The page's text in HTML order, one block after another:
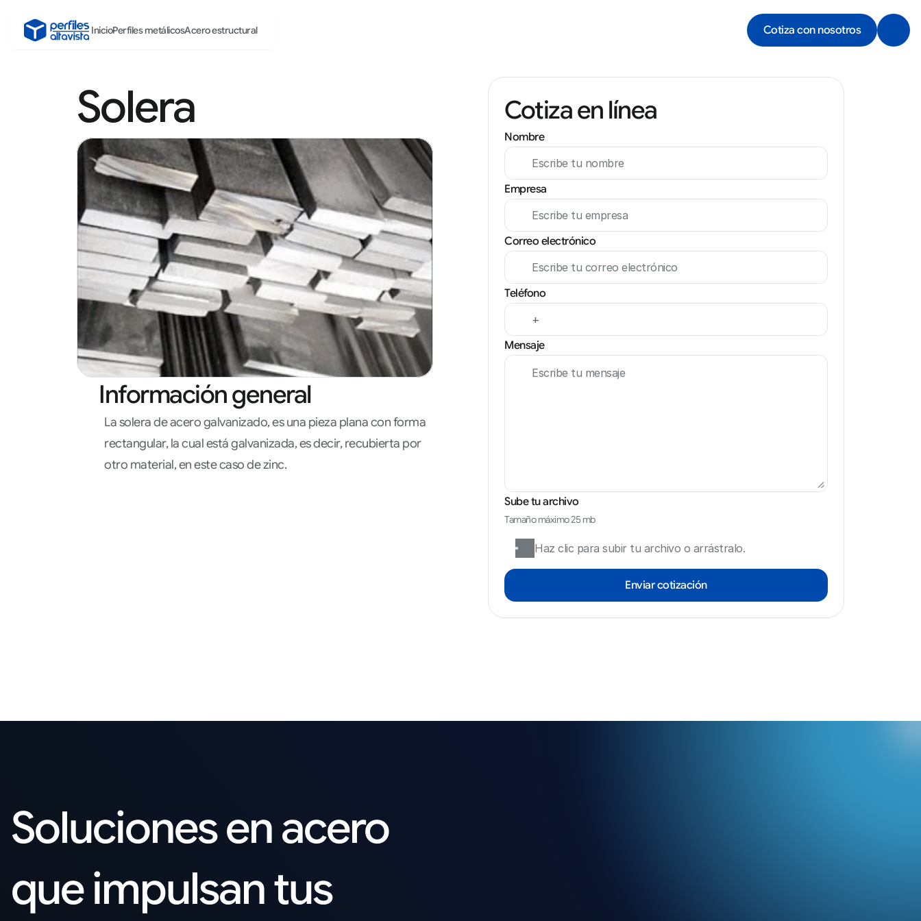
InicioPerfiles metálicosAcero estructural Cotiza con nosotros
Solera
Información general
La solera de acero galvanizado, es una pieza plana con forma
rectangular, la cual está galvanizada, es decir, recubierta por
otro material, en este caso de zinc.
Cotiza en línea
Nombre
Empresa
Correo electrónico
Teléfono
Mensaje
Sube tu archivo
Tamaño máximo 25 mb
Haz clic para subir tu archivo o arrástralo.
Enviar cotización
Soluciones en acero
que impulsan tus